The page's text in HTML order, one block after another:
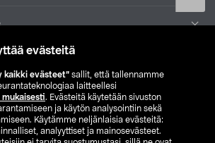
evästeitä
kaikki evästeet” sallit, että tallennamme
laitteellesi
. Evästeitä käytetään sivuston
ja käytön analysointiin sekä
Käytämme neljänlaisia evästeitä:
analyyttiset ja mainosevästeet.
Etsi myymälä
SE NO FI
FI SV